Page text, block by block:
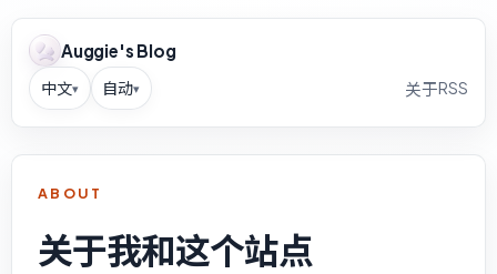
Auggie's Blog
中文▾ 自动▾ 关于RSS
ABOUT
关于我和这个站点